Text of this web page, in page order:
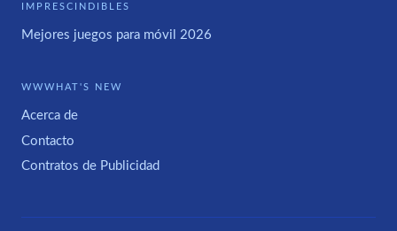
IMPRESCINDIBLES
Mejores juegos para móvil 2026
WWWHAT'S NEW
Acerca de
Contacto
Contratos de Publicidad